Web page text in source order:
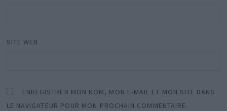
SITE WEB
ENREGISTRER MON NOM, MON E-MAIL ET MON SITE DANS
LE NAVIGATEUR POUR MON PROCHAIN COMMENTAIRE.